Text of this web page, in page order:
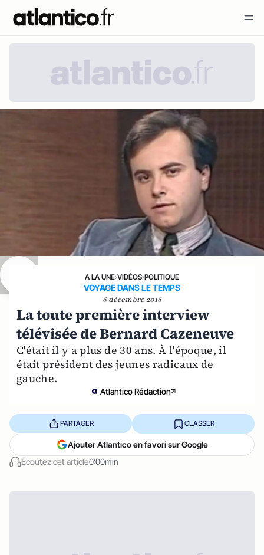
A LA UNE›VIDÉOS›POLITIQUE
VOYAGE DANS LE TEMPS
6 décembre 2016
La toute première interview
télévisée de Bernard Cazeneuve
C'était il y a plus de 30 ans. À l'époque, il
était président des jeunes radicaux de
gauche.
Atlantico Rédaction
Écoutez cet article0:00min
PARTAGER CLASSER
Ajouter Atlantico en favori sur Google